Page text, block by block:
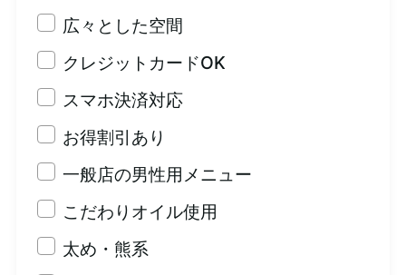
広々とした空間
クレジットカードOK
スマホ決済対応
お得割引あり
一般店の男性用メニュー
こだわりオイル使用
太め・熊系